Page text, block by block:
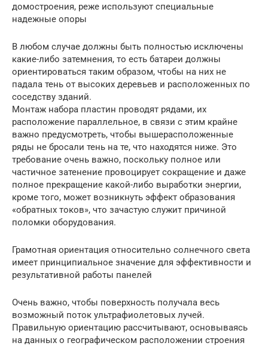
домостроения, реже используют специальные
надежные опоры
В любом случае должны быть полностью исключены
какие-либо затемнения, то есть батареи должны
ориентироваться таким образом, чтобы на них не
падала тень от высоких деревьев и расположенных по
соседству зданий.
Монтаж набора пластин проводят рядами, их
расположение параллельное, в связи с этим крайне
важно предусмотреть, чтобы вышерасположенные
ряды не бросали тень на те, что находятся ниже. Это
требование очень важно, поскольку полное или
частичное затенение провоцирует сокращение и даже
полное прекращение какой-либо выработки энергии,
кроме того, может возникнуть эффект образования
«обратных токов», что зачастую служит причиной
поломки оборудования.
Грамотная ориентация относительно солнечного света
имеет принципиальное значение для эффективности и
результативной работы панелей
Очень важно, чтобы поверхность получала весь
возможный поток ультрафиолетовых лучей.
Правильную ориентацию рассчитывают, основываясь
на данных о географическом расположении строения